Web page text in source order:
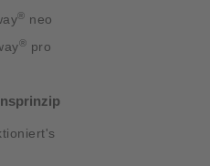
® neo
® pro